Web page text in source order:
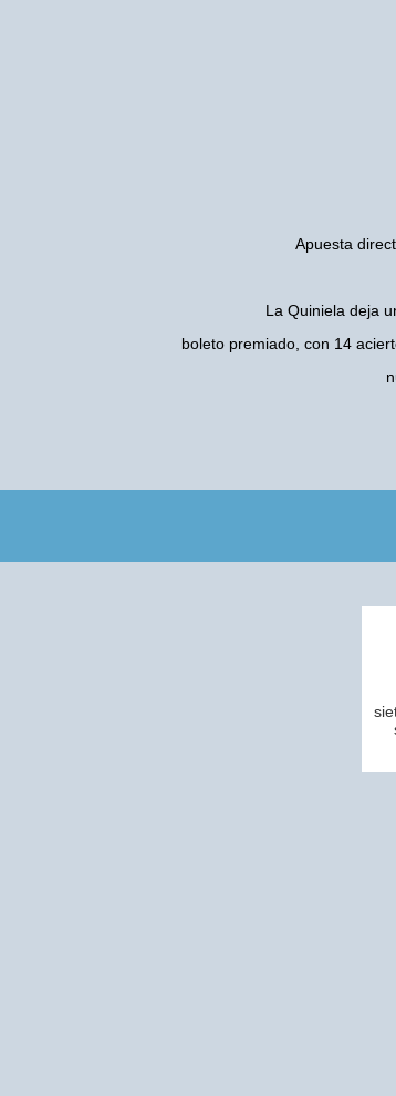
Apuesta
La Quiniela deja
boleto premiado, con 14